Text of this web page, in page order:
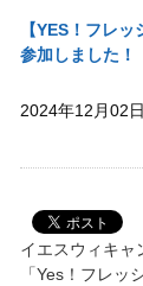
【YES！フレ
参加しました！
2024年12月02
イエスウィキャ
「Yes！フレッ